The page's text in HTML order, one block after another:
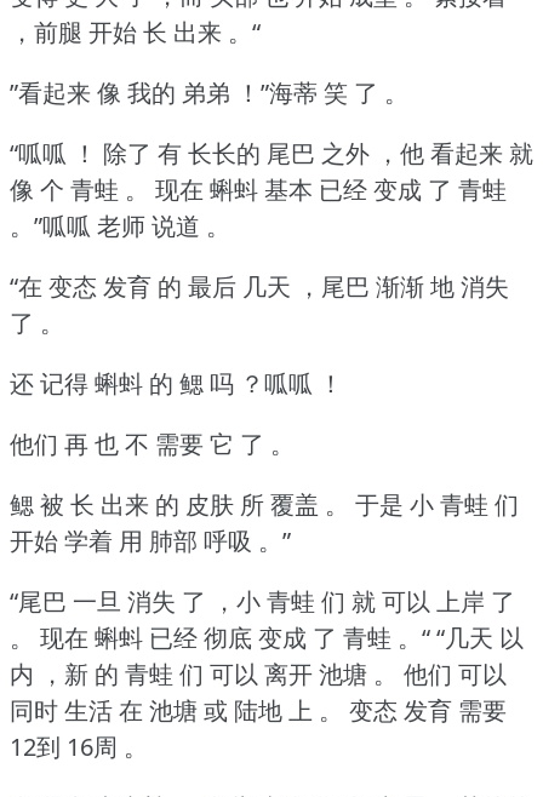
，前腿 开始 长 出来 。“
”看起来 像 我的 弟弟 ！”海蒂 笑 了 。
“呱呱 ！ 除了 有 长长的 尾巴 之外 ，他 看起来 就
像 个 青蛙 。
现在 蝌蚪 基本 已经 变成 了 青蛙
。”呱呱 老师 说道 。
“在 变态 发育 的 最后 几天 ，尾巴 渐渐 地 消失
了 。
还 记得 蝌蚪 的 鳃 吗 ？呱呱 ！
他们 再 也 不 需要 它 了 。
鳃 被 长 出来 的 皮肤 所 覆盖 。
于是 小 青蛙 们
开始 学着 用 肺部 呼吸 。”
“尾巴 一旦 消失 了 ，小 青蛙 们 就 可以 上岸 了
。
现在 蝌蚪 已经 彻底 变成 了 青蛙 。““几天 以
内 ，新 的 青蛙 们 可以 离开 池塘 。
他们 可以
同时 生活 在 池塘 或 陆地 上 。
变态 发育 需要
12到 16周 。